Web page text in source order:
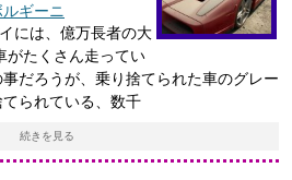
ギーニ
には、億万長者の大
がたくさん走ってい
だろうが、乗り捨てられた車のグレー
られている、数千
続きを見る